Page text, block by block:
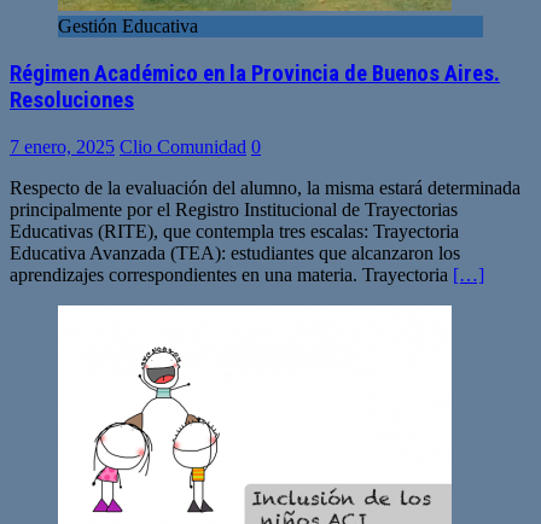
Gestión Educativa
Régimen Académico en la Provincia de Buenos Aires.
Resoluciones
7 enero, 2025 Clio Comunidad 0
Respecto de la evaluación del alumno, la misma estará determinada
principalmente por el Registro Institucional de Trayectorias
Educativas (RITE), que contempla tres escalas: Trayectoria
Educativa Avanzada (TEA): estudiantes que alcanzaron los
aprendizajes correspondientes en una materia. Trayectoria […]